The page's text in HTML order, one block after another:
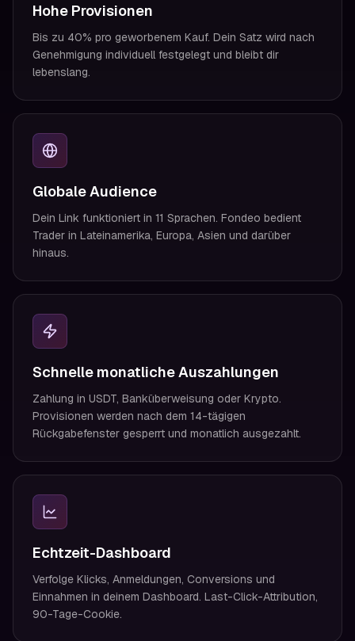
Hohe Provisionen
Bis zu 40% pro geworbenem Kauf. Dein Satz wird nach
Genehmigung individuell festgelegt und bleibt dir
lebenslang.
Globale Audience
Dein Link funktioniert in 11 Sprachen. Fondeo bedient
Trader in Lateinamerika, Europa, Asien und darüber
hinaus.
Schnelle monatliche Auszahlungen
Zahlung in USDT, Banküberweisung oder Krypto.
Provisionen werden nach dem 14-tägigen
Rückgabefenster gesperrt und monatlich ausgezahlt.
Echtzeit-Dashboard
Verfolge Klicks, Anmeldungen, Conversions und
Einnahmen in deinem Dashboard. Last-Click-Attribution,
90-Tage-Cookie.